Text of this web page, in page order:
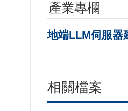
產業專欄
地端LLM伺服器
相關檔案